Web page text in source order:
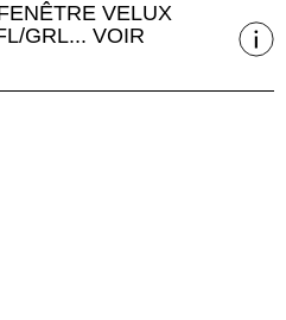
VELUX
GRL... VOIR